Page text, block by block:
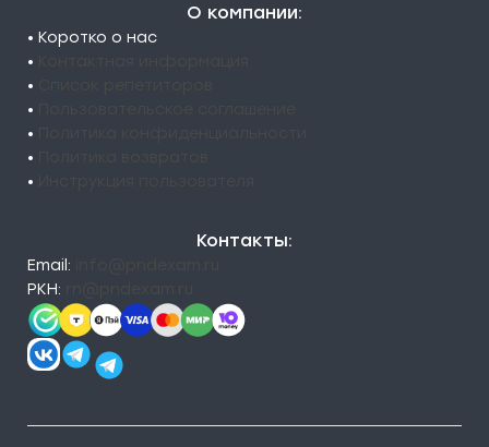
О компании:
• Коротко о нас
•
•
•
•
•
•
Контакты:
Email:
РКН: